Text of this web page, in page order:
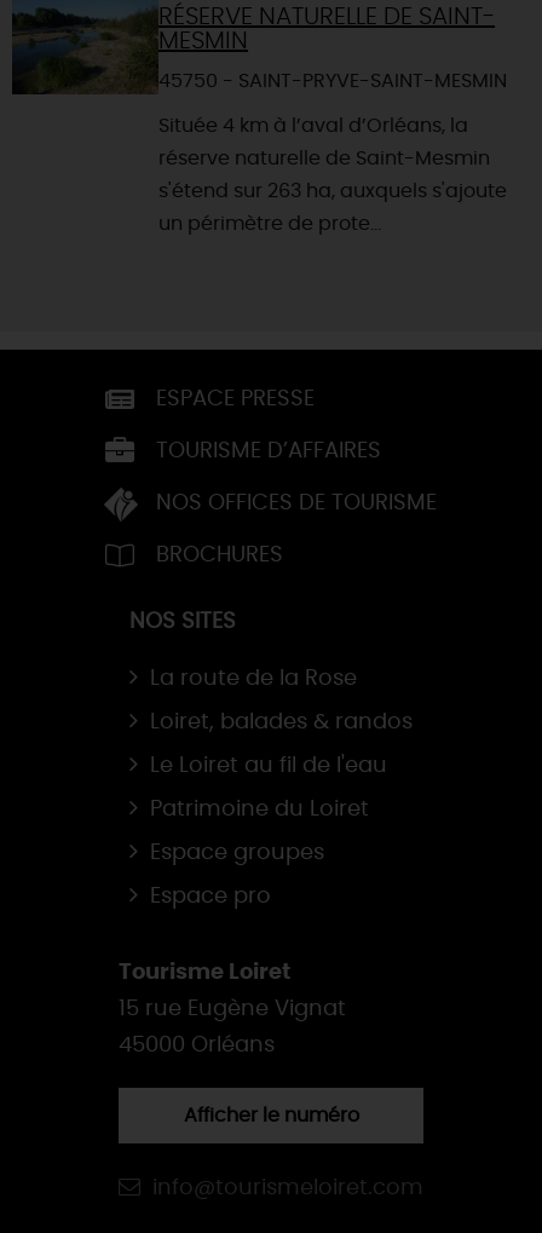
RÉSERVE NATURELLE DE SAINT-
MESMIN
45750 - SAINT-PRYVE-SAINT-MESMIN
Située 4 km à l’aval d’Orléans, la
réserve naturelle de Saint-Mesmin
s'étend sur 263 ha, auxquels s'ajoute
un périmètre de prote...
ESPACE PRESSE
TOURISME D’AFFAIRES
NOS OFFICES DE TOURISME
BROCHURES
NOS SITES
La route de la Rose
Loiret, balades & randos
Le Loiret au fil de l'eau
Patrimoine du Loiret
Espace groupes
Espace pro
Tourisme Loiret
15 rue Eugène Vignat
45000 Orléans
Afficher le numéro
info@tourismeloiret.com